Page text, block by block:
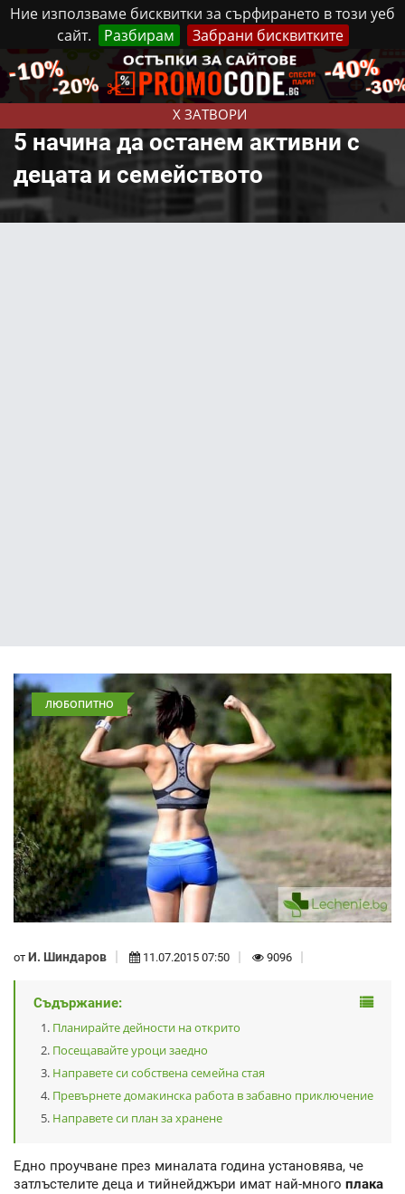
Ние използваме бисквитки за сърфирането в този уеб
сайт.
Разбирам Забрани бисквитките
X ЗАТВОРИ
Неделя, 9 Август, 2026 Реклама Контакти
5 начина да останем активни с
децата и семейството
ЛЮБОПИТНО
от И. Шиндаров 11.07.2015 07:50 9096
Съдържание:
Планирайте дейности на открито
Посещавайте уроци заедно
Направете си собствена семейна стая
Превърнете домакинска работа в забавно приключение
Направете си план за хранене
Едно проучване през миналата година установява, че
затлъстелите деца и тийнейджъри имат най-много плака